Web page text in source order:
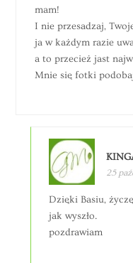
mam!
I nie przesadzaj,
ja w każdym razie
a to przecież jast
Mnie się fotki
25
Dzięki Basiu,
jak wyszło.
pozdrawiam